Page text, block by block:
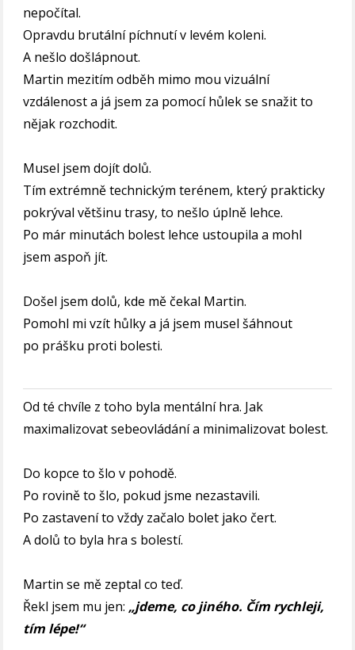
nepočítal.
Opravdu brutální píchnutí v levém koleni.
A nešlo došlápnout.
Martin mezitím odběh mimo mou vizuální
vzdálenost a já jsem za pomocí hůlek se snažit to
nějak rozchodit.
Musel jsem dojít dolů.
Tím extrémně technickým terénem, který prakticky
pokrýval většinu trasy, to nešlo úplně lehce.
Po már minutách bolest lehce ustoupila a mohl
jsem aspoň jít.
Došel jsem dolů, kde mě čekal Martin.
Pomohl mi vzít hůlky a já jsem musel šáhnout
po prášku proti bolesti.
Od té chvíle z toho byla mentální hra. Jak
maximalizovat sebeovládání a minimalizovat bolest.
Do kopce to šlo v pohodě.
Po rovině to šlo, pokud jsme nezastavili.
Po zastavení to vždy začalo bolet jako čert.
A dolů to byla hra s bolestí.
Martin se mě zeptal co teď.
Řekl jsem mu jen: „jdeme, co jiného. Čím rychleji,
tím lépe!“